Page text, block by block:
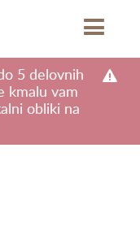
M
5 delovnih
kmalu vam
obliki na